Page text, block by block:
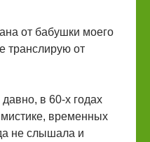
от бабушки моего
транслирую от
в 60-х годах
временных
не слышала и